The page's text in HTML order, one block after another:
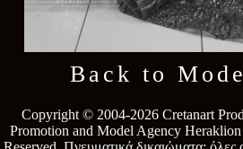
Back to
Go
Copyright © 2004-2026 Cretanart
Promotion and Model Agency Heraklion